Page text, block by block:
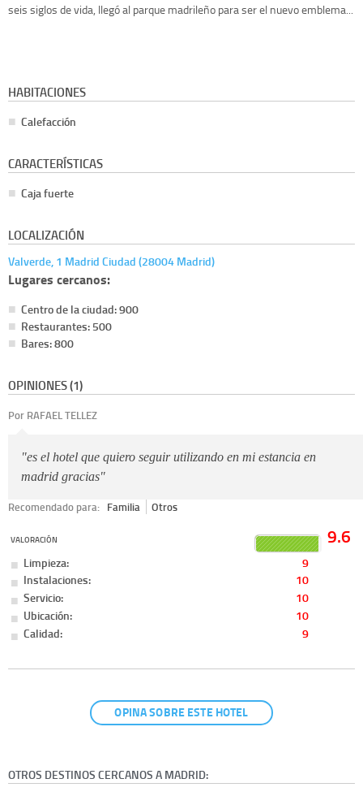
seis siglos de vida, llegó al parque madrileño para ser el nuevo emblema...
HABITACIONES
Calefacción
CARACTERÍSTICAS
Caja fuerte
LOCALIZACIÓN
Valverde, 1 Madrid Ciudad (28004 Madrid)
Lugares cercanos:
Centro de la ciudad: 900
Restaurantes: 500
Bares: 800
OPINIONES (1)
Por RAFAEL TELLEZ
"es el hotel que quiero seguir utilizando en mi estancia en
madrid gracias"
Recomendado para: Familia Otros
VALORACIÓN 9.6
Limpieza:
9
Instalaciones:
10
Servicio:
10
Ubicación:
10
Calidad:
9
OPINA SOBRE ESTE HOTEL
OTROS DESTINOS CERCANOS A MADRID: